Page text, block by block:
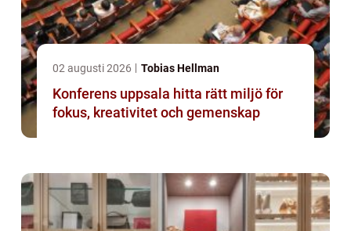
02 augusti 2026 Tobias Hellman
Konferens uppsala hitta rätt miljö för
fokus, kreativitet och gemenskap